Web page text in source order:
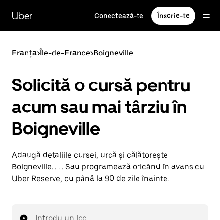
direct
conținutul
principal
Uber Conectează-te Înscrie-te
Franța>Île-de-France>Boigneville
Solicită o cursă pentru
acum sau mai târziu în
Boigneville
Adaugă detaliile cursei, urcă și călătorește
Boigneville. . . . Sau programează oricând în avans cu
Uber Reserve, cu până la 90 de zile înainte.
Introdu un loc